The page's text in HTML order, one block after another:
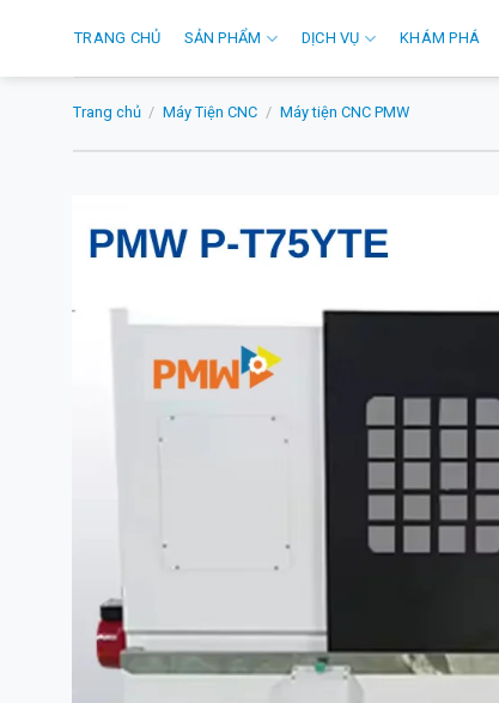
content
TRANG CHỦ SẢN PHẨM DỊCH VỤ KHÁM PHÁ
Trang chủ / Máy Tiện CNC / Máy tiện CNC PMW